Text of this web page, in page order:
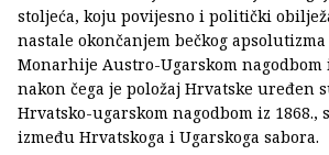
stoljeća, koju povijesno i politički
nastale okončanjem bečkog
Monarhije Austro-Ugarskom nagodbom
nakon čega je položaj Hrvatske uređen
Hrvatsko-ugarskom nagodbom iz 1868.,
između Hrvatskoga i Ugarskoga sabora.